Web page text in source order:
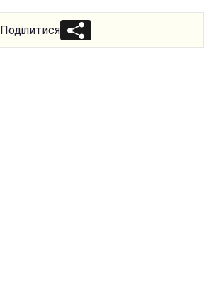
Поділитися